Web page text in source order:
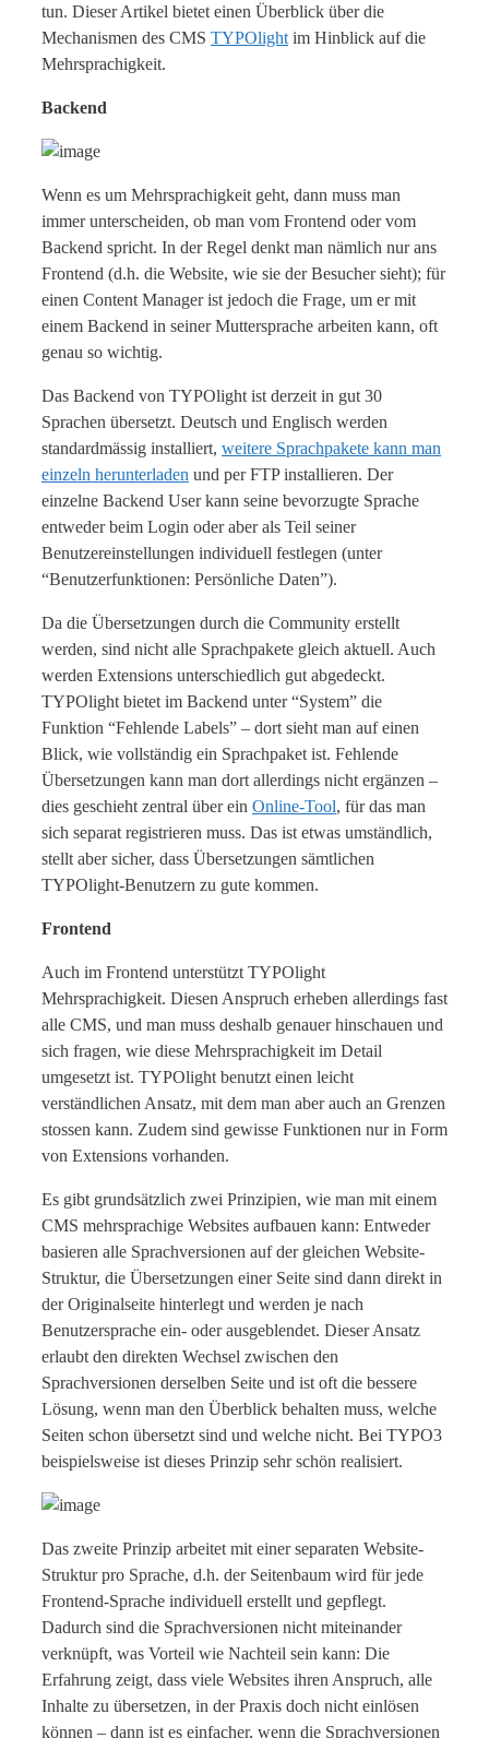
tun. Dieser Artikel bietet einen Überblick über die
Mechanismen des CMS TYPOlight im Hinblick auf die
Mehrsprachigkeit.
Backend
Wenn es um Mehrsprachigkeit geht, dann muss man
immer unterscheiden, ob man vom Frontend oder vom
Backend spricht. In der Regel denkt man nämlich nur ans
Frontend (d.h. die Website, wie sie der Besucher sieht); für
einen Content Manager ist jedoch die Frage, um er mit
einem Backend in seiner Muttersprache arbeiten kann, oft
genau so wichtig.
Das Backend von TYPOlight ist derzeit in gut 30
Sprachen übersetzt. Deutsch und Englisch werden
standardmässig installiert, weitere Sprachpakete kann man
einzeln herunterladen und per FTP installieren. Der
einzelne Backend User kann seine bevorzugte Sprache
entweder beim Login oder aber als Teil seiner
Benutzereinstellungen individuell festlegen (unter
“Benutzerfunktionen: Persönliche Daten”).
Da die Übersetzungen durch die Community erstellt
werden, sind nicht alle Sprachpakete gleich aktuell. Auch
werden Extensions unterschiedlich gut abgedeckt.
TYPOlight bietet im Backend unter “System” die
Funktion “Fehlende Labels” – dort sieht man auf einen
Blick, wie vollständig ein Sprachpaket ist. Fehlende
Übersetzungen kann man dort allerdings nicht ergänzen –
dies geschieht zentral über ein Online-Tool, für das man
sich separat registrieren muss. Das ist etwas umständlich,
stellt aber sicher, dass Übersetzungen sämtlichen
TYPOlight-Benutzern zu gute kommen.
Frontend
Auch im Frontend unterstützt TYPOlight
Mehrsprachigkeit. Diesen Anspruch erheben allerdings fast
alle CMS, und man muss deshalb genauer hinschauen und
sich fragen, wie diese Mehrsprachigkeit im Detail
umgesetzt ist. TYPOlight benutzt einen leicht
verständlichen Ansatz, mit dem man aber auch an Grenzen
stossen kann. Zudem sind gewisse Funktionen nur in Form
von Extensions vorhanden.
Es gibt grundsätzlich zwei Prinzipien, wie man mit einem
CMS mehrsprachige Websites aufbauen kann: Entweder
basieren alle Sprachversionen auf der gleichen Website-
Struktur, die Übersetzungen einer Seite sind dann direkt in
der Originalseite hinterlegt und werden je nach
Benutzersprache ein- oder ausgeblendet. Dieser Ansatz
erlaubt den direkten Wechsel zwischen den
Sprachversionen derselben Seite und ist oft die bessere
Lösung, wenn man den Überblick behalten muss, welche
Seiten schon übersetzt sind und welche nicht. Bei TYPO3
beispielsweise ist dieses Prinzip sehr schön realisiert.
Das zweite Prinzip arbeitet mit einer separaten Website-
Struktur pro Sprache, d.h. der Seitenbaum wird für jede
Frontend-Sprache individuell erstellt und gepflegt.
Dadurch sind die Sprachversionen nicht miteinander
verknüpft, was Vorteil wie Nachteil sein kann: Die
Erfahrung zeigt, dass viele Websites ihren Anspruch, alle
Inhalte zu übersetzen, in der Praxis doch nicht einlösen
können – dann ist es einfacher, wenn die Sprachversionen